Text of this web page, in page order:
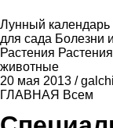
Лунный календарь
для сада Болезни
Растения Растения
животные
20 мая 2013 /
ГЛАВНАЯ Всем